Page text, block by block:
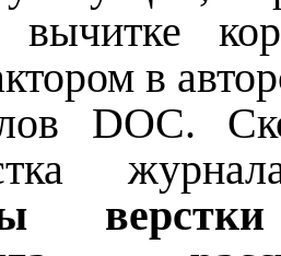
вычитке
в
DOC.